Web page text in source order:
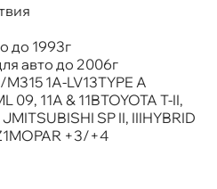
до 1993
авто до 2006
1A-LV13TYPE A
09, 11A & 11BTOYOTA T-II,
SP II, IIIHYBRID
+3/+4